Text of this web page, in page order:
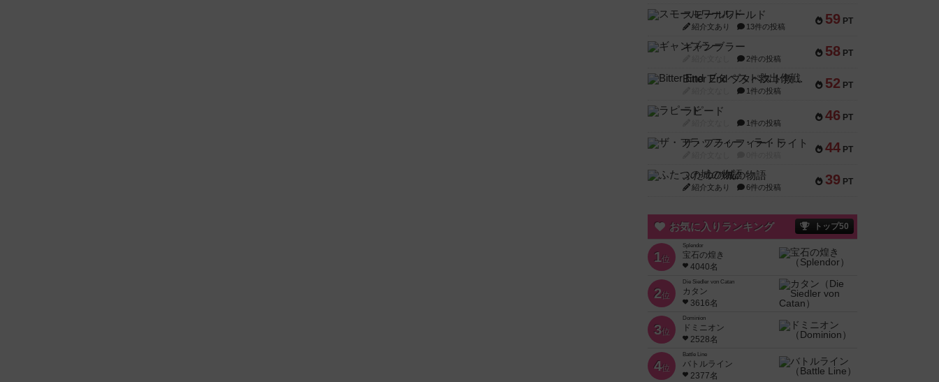
59 PT
スモールワールド
紹介文あり 13件の投稿
58 PT
ギャンブラー
2件の投稿
52 PT
Bitter End ブタペスト救出作戦
1件の投稿
46 PT
ラピード
1件の投稿
44 PT
ザ・フラッフィー・ライト
39 PT
ふたつの城の物語
紹介文あり 6件の投稿
お気に入りランキング トップ50
1位
Splendor
宝石の煌き
4040名
2位
Die Siedler von Catan
カタン
3616名
3位
Dominion
ドミニオン
2528名
4位
Battle Line
バトルライン
2377名